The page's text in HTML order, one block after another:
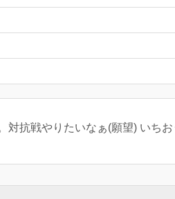
抗戦やりたいなぁ(願望) いち